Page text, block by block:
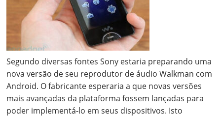
Segundo diversas fontes Sony estaria preparando uma
nova versão de seu reprodutor de áudio Walkman com
Android. O fabricante esperaria a que novas versões
mais avançadas da plataforma fossem lançadas para
poder implementá-lo em seus dispositivos. Isto